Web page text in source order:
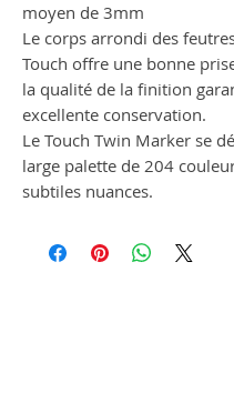
moyen de 3mm
Le corps arrondi des
Touch offre une bonne
la qualité de la finition
excellente conservation.
Le Touch Twin Marker se
large palette de 204
subtiles nuances.